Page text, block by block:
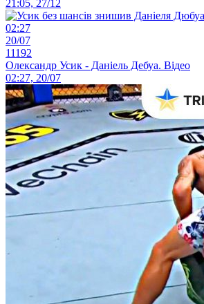
21:05, 27/12
02:27
20/07
11192
Олександр Усик - Даніель Дебуа. Відео
02:27, 20/07